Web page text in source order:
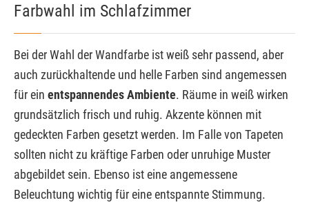
Farbwahl im Schlafzimmer
Bei der Wahl der Wandfarbe ist weiß sehr passend, aber
auch zurückhaltende und helle Farben sind angemessen
für ein entspannendes Ambiente. Räume in weiß wirken
grundsätzlich frisch und ruhig. Akzente können mit
gedeckten Farben gesetzt werden. Im Falle von Tapeten
sollten nicht zu kräftige Farben oder unruhige Muster
abgebildet sein. Ebenso ist eine angemessene
Beleuchtung wichtig für eine entspannte Stimmung.